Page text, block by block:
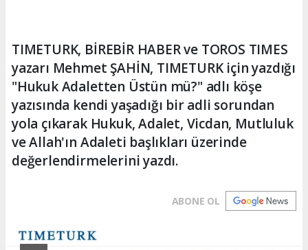
TIMETURK, BİREBİR HABER ve TOROS TIMES
yazarı Mehmet ŞAHİN, TIMETURK için yazdığı
"Hukuk Adaletten Üstün mü?" adlı köşe
yazısında kendi yaşadığı bir adli sorundan
yola çıkarak Hukuk, Adalet, Vicdan, Mutluluk
ve Allah'ın Adaleti başlıkları üzerinde
değerlendirmelerini yazdı.
ABONE OL